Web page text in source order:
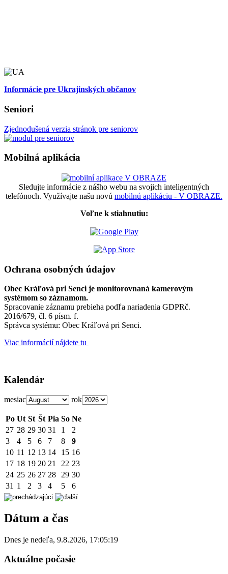
Informácie pre Ukrajinských občanov
Seniori
Zjednodušená verzia stránok pre seniorov
Mobilná aplikácia
Sledujte informácie z nášho webu na svojich inteligentných
telefónoch. Využívajte našu novú mobilnú aplikáciu - V OBRAZE.
Voľne k stiahnutiu:
Ochrana osobných údajov
Obec Kráľová pri Senci je monitorovnaná kamerovým
systémom so záznamom.
Spracovanie záznamu prebieha podľa nariadenia GDPRč.
2016/679, čl. 6 písm. f.
Správca systému: Obec Kráľová pri Senci.
Viac informácií nájdete tu
Kalendár
mesiac rok
Po Ut St Št Pia So Ne
27 28 29 30 31 1
2
3
4 5 6 7 8
9
10 11 12 13 14 15 16
17 18 19 20 21 22 23
24 25 26 27 28 29 30
31 1 2 3 4 5 6
Dátum a čas
Dnes je nedeľa, 9.8.2026, 17:05:19
Aktuálne počasie